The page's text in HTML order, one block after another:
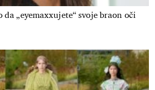
„eyemaxxujete“ svoje braon oči